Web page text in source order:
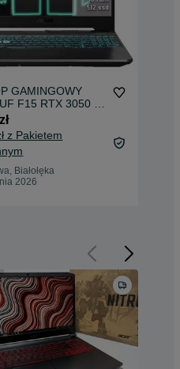
GAMINGOWY
F15 RTX 3050 Ti
144 hz
z Pakietem
Białołęka
2026